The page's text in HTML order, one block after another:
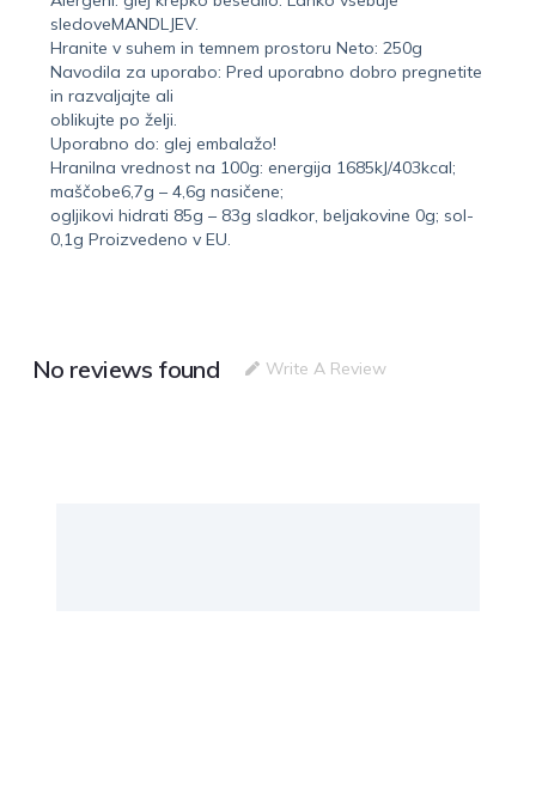
sledoveMANDLJEV.
Hranite v suhem in temnem prostoru Neto: 250g
Navodila za uporabo: Pred uporabno dobro pregnetite
in razvaljajte ali
oblikujte po želji.
Uporabno do: glej embalažo!
Hranilna vrednost na 100g: energija 1685kJ/403kcal;
maščobe6,7g – 4,6g nasičene;
ogljikovi hidrati 85g – 83g sladkor, beljakovine 0g; sol-
0,1g Proizvedeno v EU.
No reviews found Write A Review